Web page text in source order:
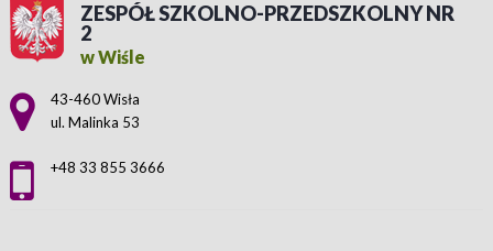
ZESPÓŁ SZKOLNO-PRZEDSZKOLNY NR
2
w Wiśle
Adres pocztowy:
43-460 Wisła
ul. Malinka 53
+48 33 855 3666